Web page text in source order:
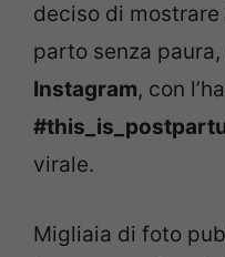
deciso di mostrare
parto senza
Instagram, con
virale.
Migliaia di foto